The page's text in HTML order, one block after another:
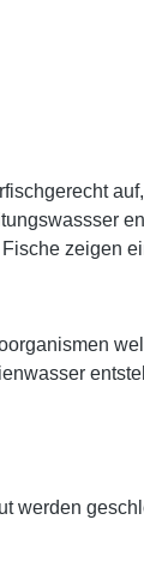
zeigen
werden